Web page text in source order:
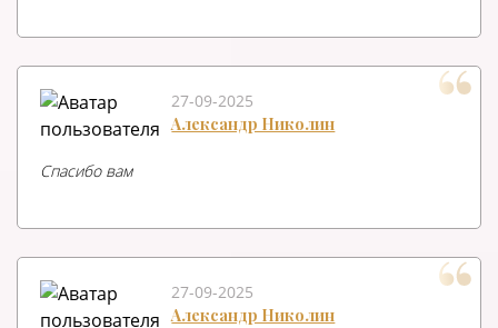
27-09-2025
Александр Николин
Спасибо вам
27-09-2025
Александр Николин